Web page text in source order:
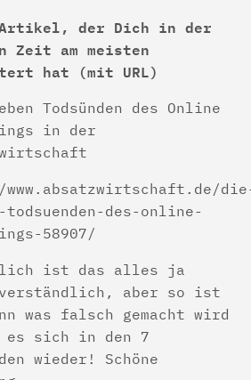
der Dich in der
Zeit am meisten
hat (mit URL)
Todsünden des Online
in der
todsuenden-des-online-
58907/
ist das alles ja
aber so ist
was falsch gemacht wird
sich in den 7
wieder! Schöne